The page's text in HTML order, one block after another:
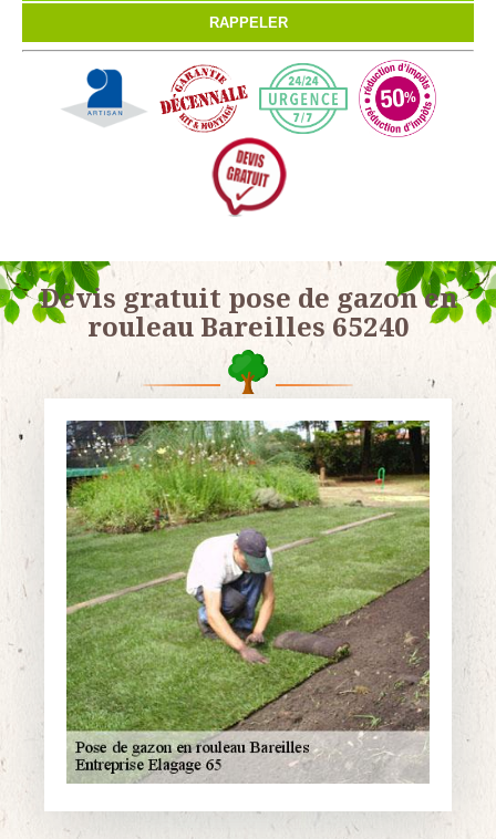
Devis gratuit pose de gazon en
rouleau Bareilles 65240